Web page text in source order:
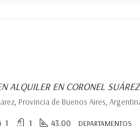
ALQUILER EN CORONEL SUÁREZ
1 1 43.00 DEPARTAMENTOS